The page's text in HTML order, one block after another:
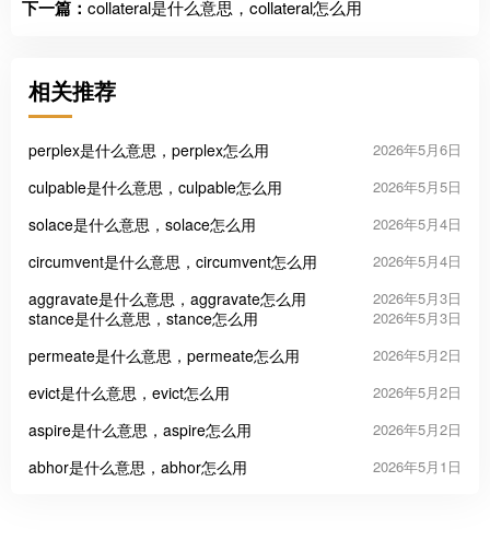
下一篇： collateral是什么意思，collateral怎么用
相关推荐
perplex是什么意思，perplex怎么用 2026年5月6日
culpable是什么意思，culpable怎么用 2026年5月5日
solace是什么意思，solace怎么用 2026年5月4日
circumvent是什么意思，circumvent怎么用 2026年5月4日
aggravate是什么意思，aggravate怎么用 2026年5月3日
stance是什么意思，stance怎么用 2026年5月3日
permeate是什么意思，permeate怎么用 2026年5月2日
evict是什么意思，evict怎么用 2026年5月2日
aspire是什么意思，aspire怎么用 2026年5月2日
abhor是什么意思，abhor怎么用 2026年5月1日